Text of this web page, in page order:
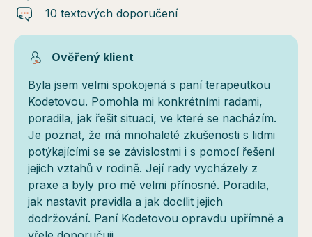
10 textových doporučení
Ověřený klient
Byla jsem velmi spokojená s paní terapeutkou
Kodetovou. Pomohla mi konkrétními radami,
poradila, jak řešit situaci, ve které se nacházím.
Je poznat, že má mnohaleté zkušenosti s lidmi
potýkajícími se se závislostmi i s pomocí řešení
jejich vztahů v rodině. Její rady vycházely z
praxe a byly pro mě velmi přínosné. Poradila,
jak nastavit pravidla a jak docílit jejich
dodržování. Paní Kodetovou opravdu upřímně a